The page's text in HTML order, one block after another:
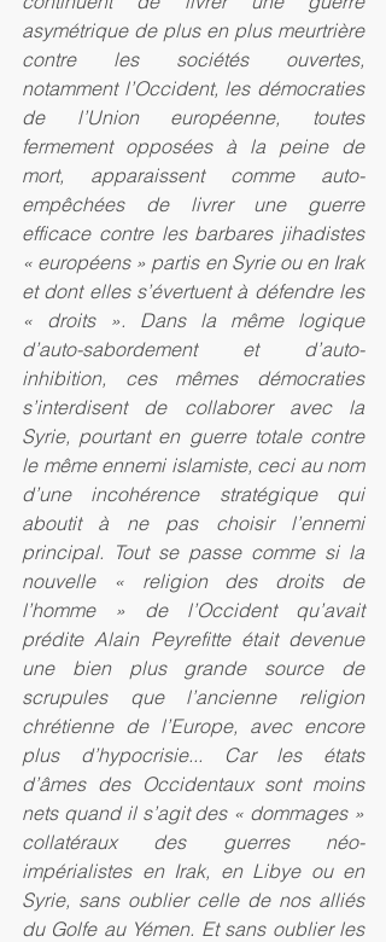
asymétrique de plus en plus meurtrière
contre les sociétés ouvertes,
notamment l’Occident, les démocraties
de l’Union européenne, toutes
fermement opposées à la peine de
mort, apparaissent comme auto-
empêchées de livrer une guerre
efficace contre les barbares jihadistes
« européens » partis en Syrie ou en Irak
et dont elles s’évertuent à défendre les
« droits ». Dans la même logique
d’auto-sabordement et d’auto-
inhibition, ces mêmes démocraties
s’interdisent de collaborer avec la
Syrie, pourtant en guerre totale contre
le même ennemi islamiste, ceci au nom
d’une incohérence stratégique qui
aboutit à ne pas choisir l’ennemi
principal. Tout se passe comme si la
nouvelle « religion des droits de
l’homme » de l’Occident qu’avait
prédite Alain Peyrefitte était devenue
une bien plus grande source de
scrupules que l’ancienne religion
chrétienne de l’Europe, avec encore
plus d’hypocrisie... Car les états
d’âmes des Occidentaux sont moins
nets quand il s’agit des « dommages »
collatéraux des guerres néo-
impérialistes en Irak, en Libye ou en
Syrie, sans oublier celle de nos alliés
du Golfe au Yémen. Et sans oublier les